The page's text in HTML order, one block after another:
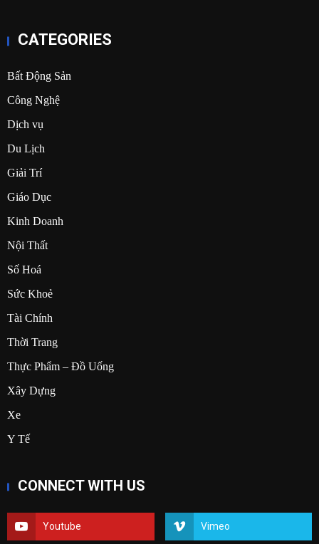
CATEGORIES
Bất Động Sản
Công Nghệ
Dịch vụ
Du Lịch
Giải Trí
Giáo Dục
Kinh Doanh
Nội Thất
Số Hoá
Sức Khoẻ
Tài Chính
Thời Trang
Thực Phẩm – Đồ Uống
Xây Dựng
Xe
Y Tế
CONNECT WITH US
Youtube Vimeo